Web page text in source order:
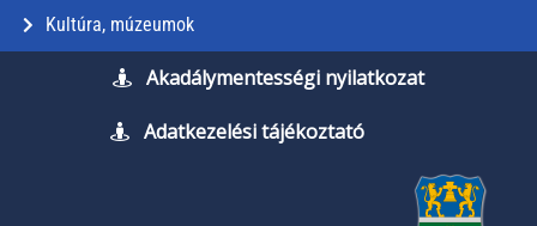
Kultúra, múzeumok
Akadálymentességi nyilatkozat
Adatkezelési tájékoztató